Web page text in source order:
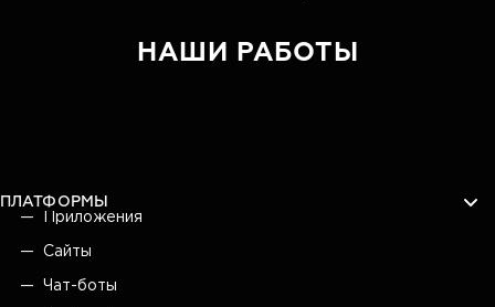
НАШИ РАБОТЫ
ПЛАТФОРМЫ
Приложения
Сайты
Чат-боты